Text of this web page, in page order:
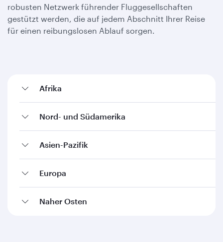
robusten Netzwerk führender Fluggesellschaften
gestützt werden, die auf jedem Abschnitt Ihrer Reise
für einen reibungslosen Ablauf sorgen.
Afrika
Nord- und Südamerika
Asien-Pazifik
Europa
Naher Osten